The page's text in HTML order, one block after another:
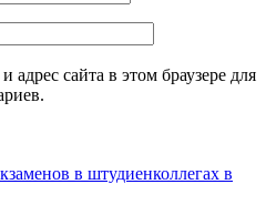
адрес сайта в этом браузере для
в штудиенколлегах в